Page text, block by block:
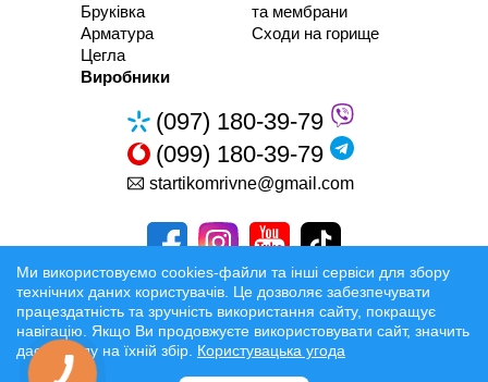
Бруківка
Арматура
Цегла
та мембрани
Сходи на горище
Виробники
(097) 180-39-79
(099) 180-39-79
startikomrivne@gmail.com
Розробка та Розкрутка сайтів
Ми використовуємо cookies-файли та інші сервіси для збору
технічних даних користувачів. Це дозволяє забезпечувати
працездатність та зручність використання сайту, покращує
навігацію. Якщо Ви продовжуєте використовувати сайт, значить
даєте згоду на їхній збір. Користувацька угода